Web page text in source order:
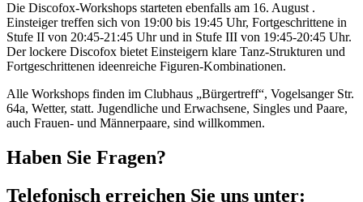
Die Discofox-Workshops starteten ebenfalls am 16. August .
Einsteiger treffen sich von 19:00 bis 19:45 Uhr, Fortgeschrittene in
Stufe II von 20:45-21:45 Uhr und in Stufe III von 19:45-20:45 Uhr.
Der lockere Discofox bietet Einsteigern klare Tanz-Strukturen und
Fortgeschrittenen ideenreiche Figuren-Kombinationen.
Alle Workshops finden im Clubhaus „Bürgertreff“, Vogelsanger Str.
64a, Wetter, statt. Jugendliche und Erwachsene, Singles und Paare,
auch Frauen- und Männerpaare, sind willkommen.
Haben Sie Fragen?
Telefonisch erreichen Sie uns unter: